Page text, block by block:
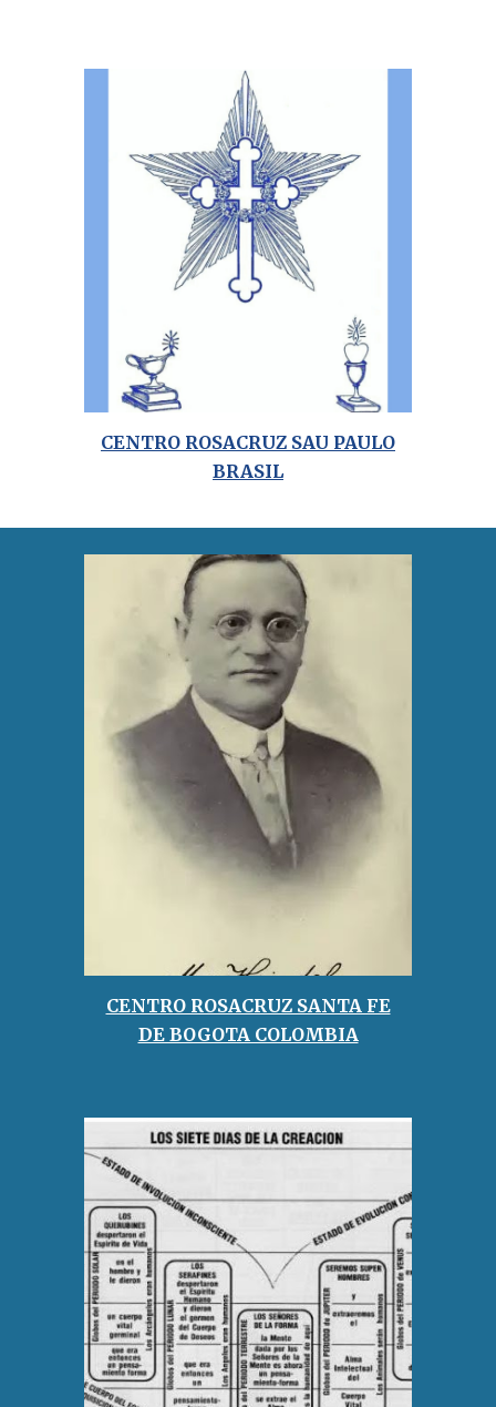
CENTRO ROSACRUZ SAU PAULO
BRASIL
CENTRO ROSACRUZ SANTA FE
DE BOGOTA COLOMBIA